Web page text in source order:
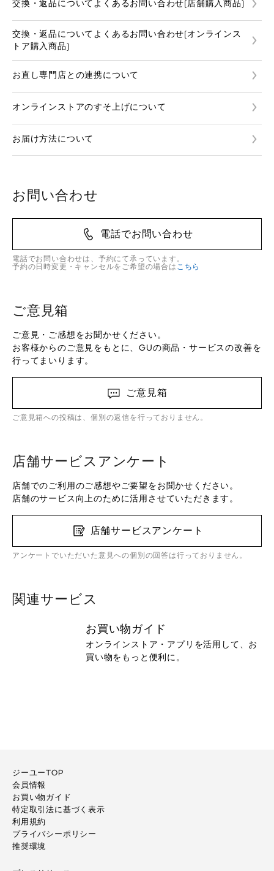
交換・返品についてよくあるお問い合わせ(店舗購入商品)
交換・返品についてよくあるお問い合わせ(オンラインス
トア購入商品)
お直し専門店との連携について
オンラインストアのすそ上げについて
お届け方法について
お問い合わせ
電話でお問い合わせ
電話でお問い合わせは、予約にて承っています。
予約の日時変更・キャンセルをご希望の場合は こちら
ご意見箱
ご意見・ご感想をお聞かせください。
お客様からのご意見をもとに、GUの商品・サービスの改善を
行ってまいります。
ご意見箱
ご意見箱への投稿は、個別の返信を行っておりません。
店舗サービスアンケート
店舗でのご利用のご感想やご要望をお聞かせください。
店舗のサービス向上のために活用させていただきます。
店舗サービスアンケート
アンケートでいただいた意見への個別の回答は行っておりません。
関連サービス
お買い物ガイド
オンラインストア・アプリを活用して、お
買い物をもっと便利に。
ジーユーTOP
会員情報
お買い物ガイド
特定取引法に基づく表示
利用規約
プライバシーポリシー
推奨環境